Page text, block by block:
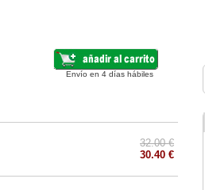
Envío en 4 días hábiles
32.00 €
30.40 €